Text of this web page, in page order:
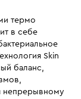
термо
в себе
Skin
баланс,
непрерывному